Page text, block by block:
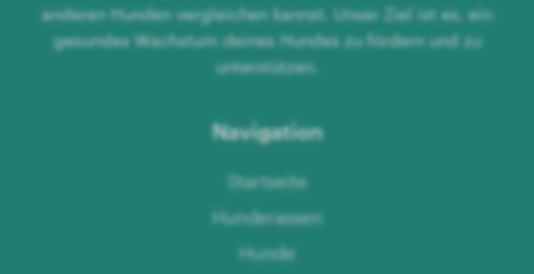
anderen Hunden vergleichen kannst. Unser Ziel ist es, ein
gesundes Wachstum deines Hundes zu fördern und zu
unterstützen.
Navigation
Startseite
Hunderassen
Hunde